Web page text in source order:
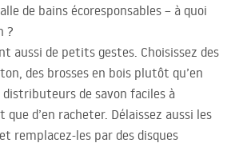
de bains écoresponsables – à quoi
?
aussi de petits gestes. Choisissez des
des brosses en bois plutôt qu’en
de savon faciles à
d’en racheter. Délaissez aussi les
remplacez-les par des disques